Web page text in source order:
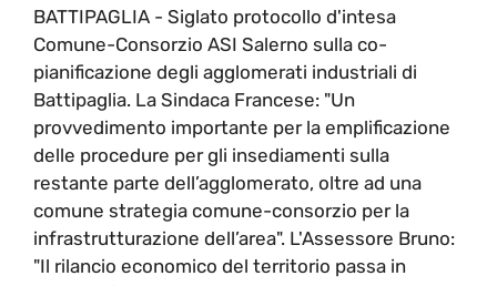
BATTIPAGLIA - Siglato protocollo d'intesa
Comune-Consorzio ASI Salerno sulla co-
pianificazione degli agglomerati industriali di
Battipaglia. La Sindaca Francese: "Un
provvedimento importante per la emplificazione
delle procedure per gli insediamenti sulla
restante parte dell’agglomerato, oltre ad una
comune strategia comune-consorzio per la
infrastrutturazione dell’area". L'Assessore Bruno:
"Il rilancio economico del territorio passa in